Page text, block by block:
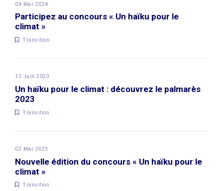
04 Mar 2024
Participez au concours « Un haïku pour le
climat »
Transition
12 Juin 2023
Un haïku pour le climat : découvrez le palmarès
2023
Transition
02 Mar 2023
Nouvelle édition du concours « Un haïku pour le
climat »
Transition